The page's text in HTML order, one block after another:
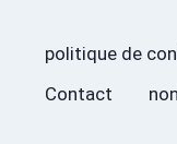
politique de
Contact